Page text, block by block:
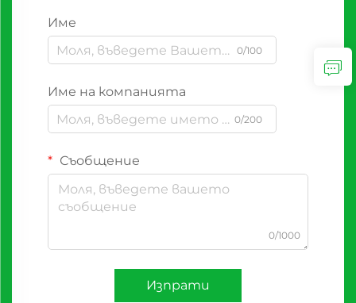
Име
0/100
Име на компанията
0/200
Съобщение
0/1000
Изпрати